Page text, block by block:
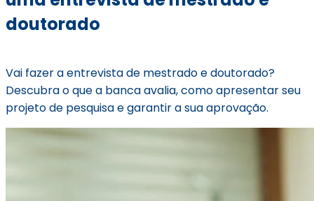
doutorado
Vai fazer a entrevista de mestrado e doutorado?
Descubra o que a banca avalia, como apresentar seu
projeto de pesquisa e garantir a sua aprovação.